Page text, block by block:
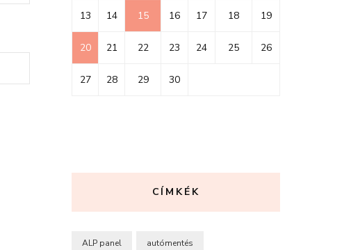
13 14 15 16 17 18 19
20 21 22 23 24 25 26
27 28 29 30
CÍMKÉK
ALP panel autómentés